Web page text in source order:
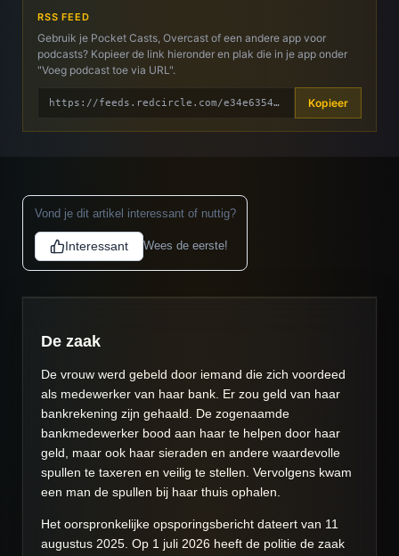
RSS FEED
Gebruik je Pocket Casts, Overcast of een andere app voor
podcasts? Kopieer de link hieronder en plak die in je app onder
"Voeg podcast toe via URL".
https://feeds.redcircle.com/e34e6354-505d-4db4-8d02-3e4cc033e174 Kopieer
Vond je dit artikel interessant of nuttig?
Interessant Wees de eerste!
De zaak
De vrouw werd gebeld door iemand die zich voordeed
als medewerker van haar bank. Er zou geld van haar
bankrekening zijn gehaald. De zogenaamde
bankmedewerker bood aan haar te helpen door haar
geld, maar ook haar sieraden en andere waardevolle
spullen te taxeren en veilig te stellen. Vervolgens kwam
een man de spullen bij haar thuis ophalen.
Het oorspronkelijke opsporingsbericht dateert van 11
augustus 2025. Op 1 juli 2026 heeft de politie de zaak